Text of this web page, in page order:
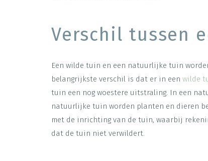
Verschil tussen
Een wilde tuin en een natuurlijke tuin
belangrijkste verschil is dat er in een wilde
tuin een nog woestere uitstraling. In een
natuurlijke tuin worden planten en dieren
met de inrichting van de tuin, waarbij
dat de tuin niet verwildert.